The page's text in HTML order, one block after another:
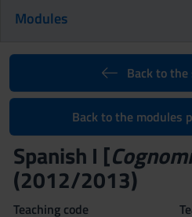
Modules
Back to
Back to the modules
Spanish I [
(2012/2013)
Teaching code